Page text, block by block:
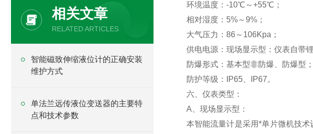
相关文章
RELATED ARTICLES
智能磁致伸缩液位计的正确安装
维护方式
单法兰远传液位变送器的主要特
点和技术参数
环境温度：-10℃～+55℃；
相对湿度：5%～9%；
大气压力：86～106Kpa；
供电电源：现场显示型：仪表自带
防爆形式：基本型非防爆、防爆型；
防护等级：IP65、IP67。
六、仪表类型：
A、现场显示型：
本智能流量计是采用*单片微机技